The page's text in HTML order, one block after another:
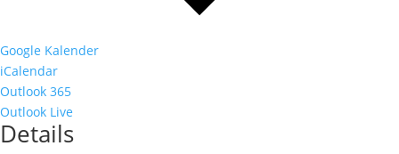
Google Kalender
iCalendar
Outlook 365
Outlook Live
Details